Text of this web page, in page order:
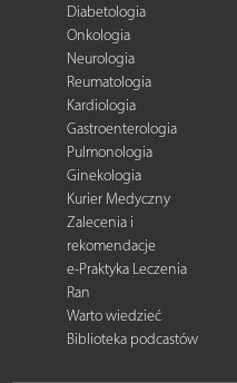
Diabetologia
Onkologia
Neurologia
Reumatologia
Kardiologia
Gastroenterologia
Pulmonologia
Ginekologia
Kurier Medyczny
Zalecenia i
rekomendacje
e-Praktyka Leczenia
Ran
Warto wiedzieć
Biblioteka podcastów